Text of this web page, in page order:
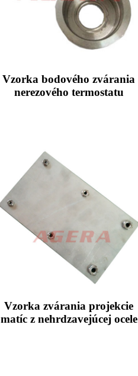
Vzorka bodového zvárania
nerezového termostatu
Vzorka zvárania projekcie
matíc z nehrdzavejúcej ocele